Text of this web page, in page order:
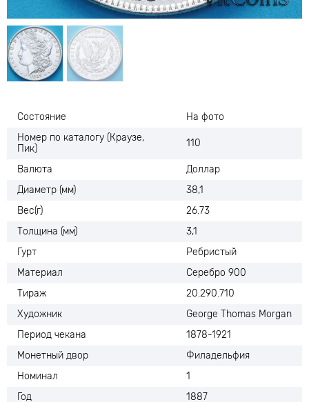
Состояние
На фото
Номер по каталогу (Краузе,
Пик)
110
Валюта
Доллар
Диаметр (мм)
38,1
Вес(г)
26.73
Толщина (мм)
3,1
Гурт
Ребристый
Материал
Серебро 900
Тираж
20.290.710
Художник
George Thomas Morgan
Период чекана
1878-1921
Монетный двор
Филадельфия
Номинал
1
Год
1887